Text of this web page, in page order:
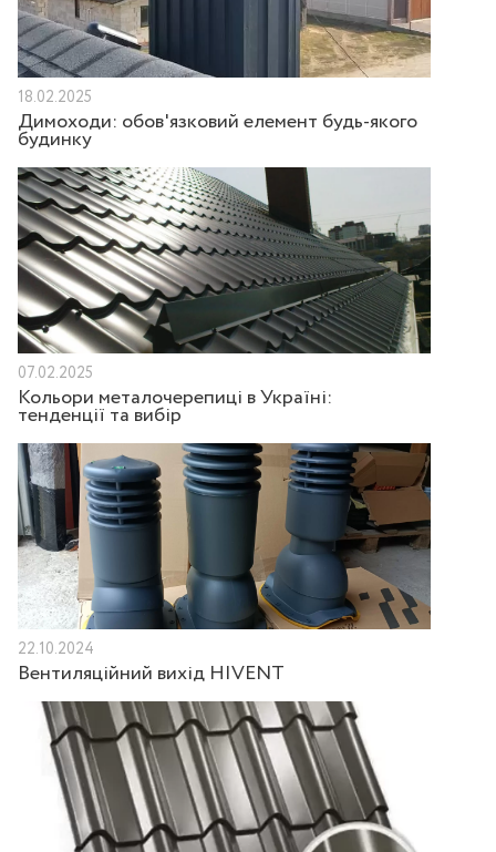
18.02.2025
Димоходи: обов'язковий елемент будь-якого
будинку
07.02.2025
Кольори металочерепиці в Україні:
тенденції та вибір
22.10.2024
Вентиляційний вихід HIVENT